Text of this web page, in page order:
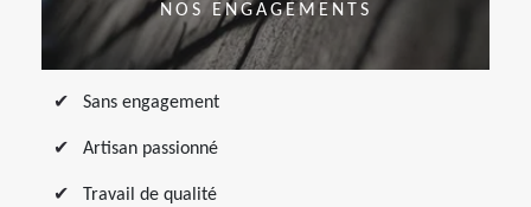
NOS ENGAGEMENTS
Sans engagement
Artisan passionné
Travail de qualité